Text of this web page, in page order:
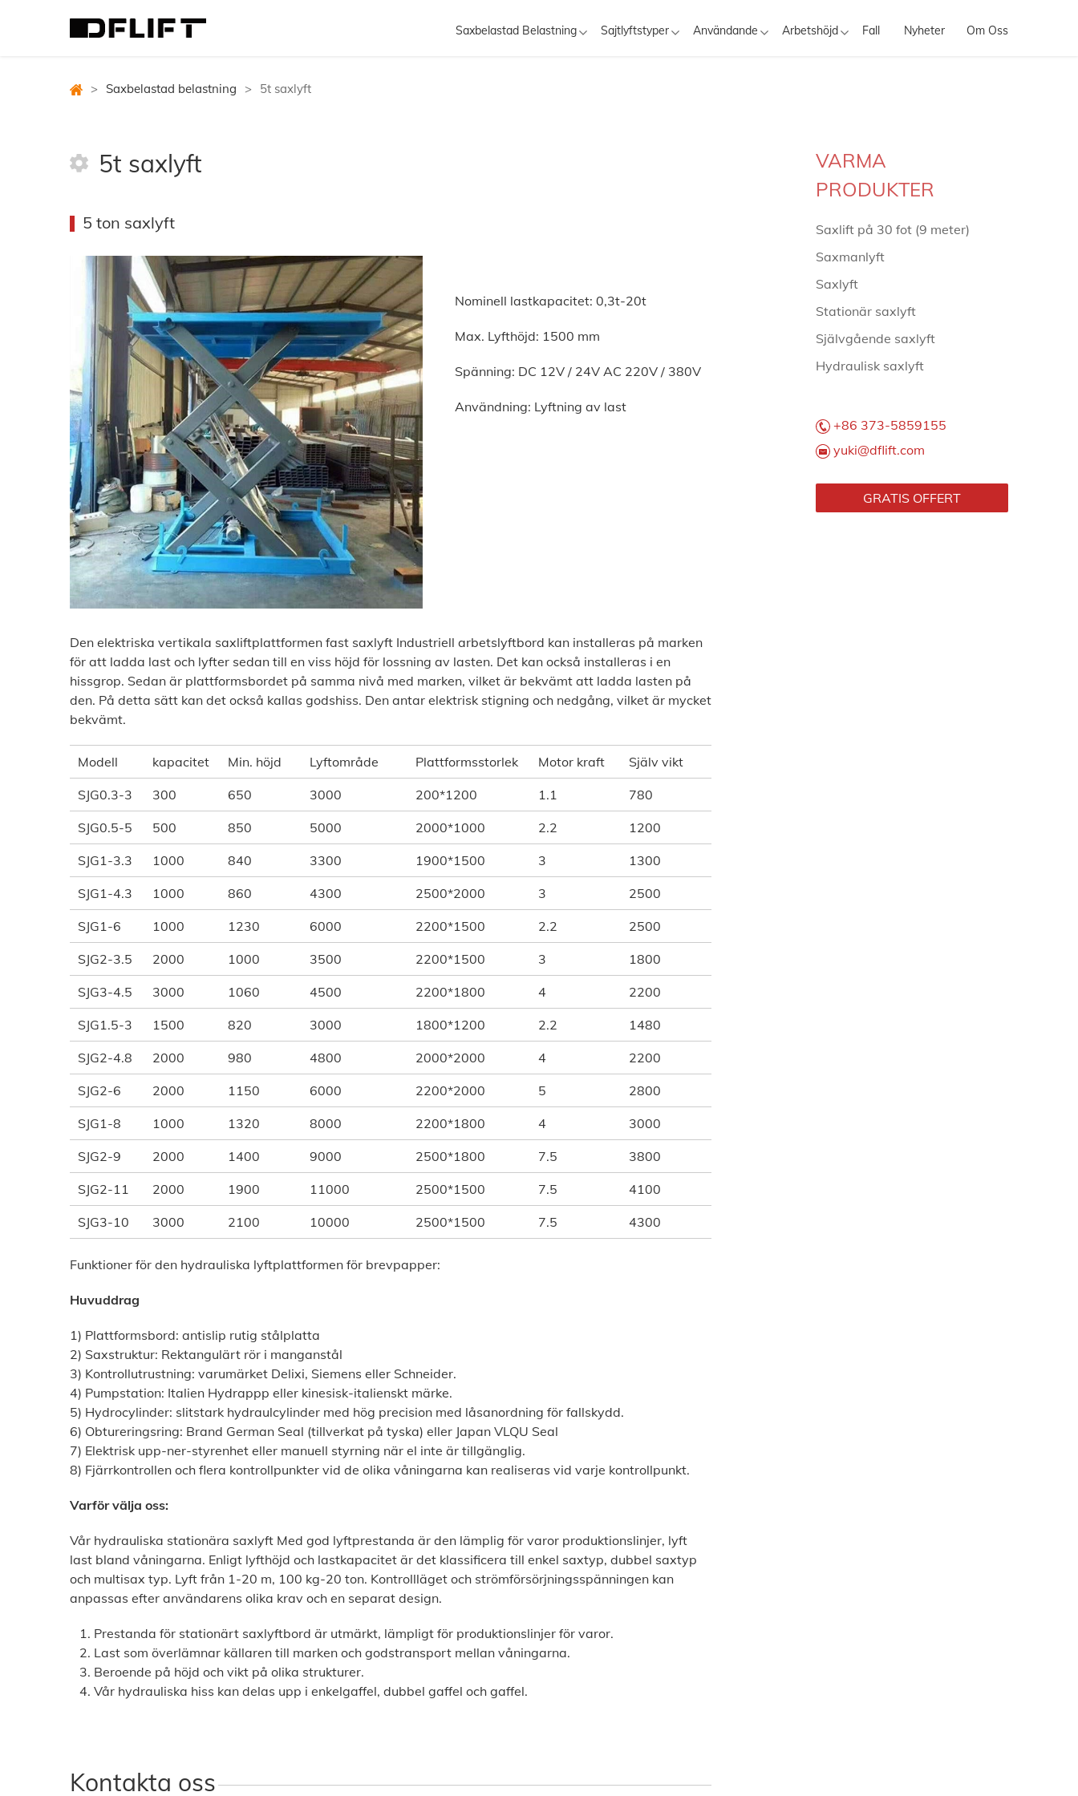
Saxbelastad Belastning Sajtlyftstyper Användande Arbetshöjd Fall Nyheter Om Oss
> Saxbelastad belastning > 5t saxlyft
5t saxlyft
5 ton saxlyft
Nominell lastkapacitet: 0,3t-20t
Max. Lyfthöjd: 1500 mm
Spänning: DC 12V / 24V AC 220V / 380V
Användning: Lyftning av last
Den elektriska vertikala saxliftplattformen fast saxlyft Industriell arbetslyftbord kan installeras på marken
för att ladda last och lyfter sedan till en viss höjd för lossning av lasten. Det kan också installeras i en
hissgrop. Sedan är plattformsbordet på samma nivå med marken, vilket är bekvämt att ladda lasten på
den. På detta sätt kan det också kallas godshiss. Den antar elektrisk stigning och nedgång, vilket är mycket
bekvämt.
Modell kapacitet Min. höjd Lyftområde Plattformsstorlek Motor kraft Själv vikt
SJG0.3-3 300 650 3000 200*1200 1.1 780
SJG0.5-5 500 850 5000 2000*1000 2.2 1200
SJG1-3.3 1000 840 3300 1900*1500 3 1300
SJG1-4.3 1000 860 4300 2500*2000 3 2500
SJG1-6 1000 1230 6000 2200*1500 2.2 2500
SJG2-3.5 2000 1000 3500 2200*1500 3 1800
SJG3-4.5 3000 1060 4500 2200*1800 4 2200
SJG1.5-3 1500 820 3000 1800*1200 2.2 1480
SJG2-4.8 2000 980 4800 2000*2000 4 2200
SJG2-6 2000 1150 6000 2200*2000 5 2800
SJG1-8 1000 1320 8000 2200*1800 4 3000
SJG2-9 2000 1400 9000 2500*1800 7.5 3800
SJG2-11 2000 1900 11000 2500*1500 7.5 4100
SJG3-10 3000 2100 10000 2500*1500 7.5 4300
Funktioner för den hydrauliska lyftplattformen för brevpapper:
Huvuddrag
1) Plattformsbord: antislip rutig stålplatta
2) Saxstruktur: Rektangulärt rör i manganstål
3) Kontrollutrustning: varumärket Delixi, Siemens eller Schneider.
4) Pumpstation: Italien Hydrappp eller kinesisk-italienskt märke.
5) Hydrocylinder: slitstark hydraulcylinder med hög precision med låsanordning för fallskydd.
6) Obtureringsring: Brand German Seal (tillverkat på tyska) eller Japan VLQU Seal
7) Elektrisk upp-ner-styrenhet eller manuell styrning när el inte är tillgänglig.
8) Fjärrkontrollen och flera kontrollpunkter vid de olika våningarna kan realiseras vid varje kontrollpunkt.
Varför välja oss:
Vår hydrauliska stationära saxlyft Med god lyftprestanda är den lämplig för varor produktionslinjer, lyft
last bland våningarna. Enligt lyfthöjd och lastkapacitet är det klassificera till enkel saxtyp, dubbel saxtyp
och multisax typ. Lyft från 1-20 m, 100 kg-20 ton. Kontrollläget och strömförsörjningsspänningen kan
anpassas efter användarens olika krav och en separat design.
Prestanda för stationärt saxlyftbord är utmärkt, lämpligt för produktionslinjer för varor.
Last som överlämnar källaren till marken och godstransport mellan våningarna.
Beroende på höjd och vikt på olika strukturer.
Vår hydrauliska hiss kan delas upp i enkelgaffel, dubbel gaffel och gaffel.
Kontakta oss
VARMA
PRODUKTER
Saxlift på 30 fot (9 meter)
Saxmanlyft
Saxlyft
Stationär saxlyft
Självgående saxlyft
Hydraulisk saxlyft
+86 373-5859155
yuki@dflift.com
GRATIS OFFERT